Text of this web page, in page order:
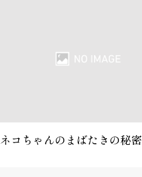
ネコちゃんのまばたきの秘密